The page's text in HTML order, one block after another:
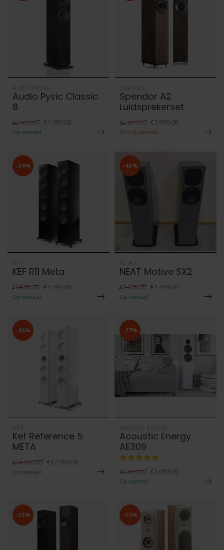
Audio Physic
Audio Pysic Classic
8
€2.699,00 €1.999,00
Op voorraad
Spendor
Spendor A2
Luidsprekerset
€2.599,00 €1.999,00
Niet op voorraad
-24%
KEF
KEF R11 Meta
€6.800,00 €5.199,00
Op voorraad
-43%
NEAT
NEAT Motive SX2
€2.650,00 €1.499,00
Op voorraad
-46%
KEF
Kef Reference 5
META
€24.000,00 €12.999,00
Op voorraad
-27%
Acoustic Energy
Acoustic Energy
AE309
€1.499,00 €1.099,00
Op voorraad
-23% -30%